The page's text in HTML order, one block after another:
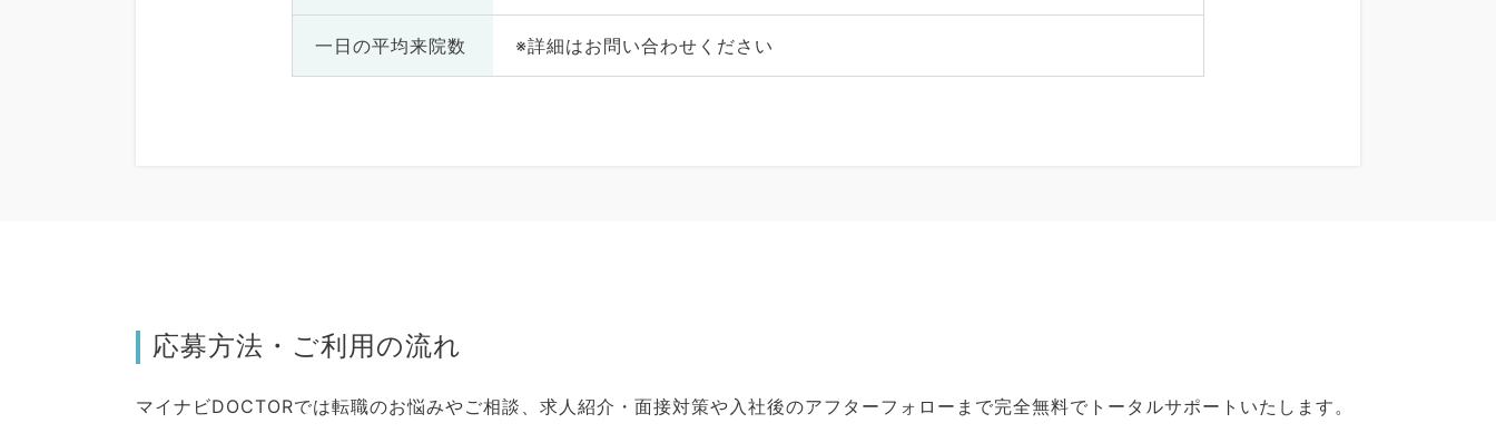
一日の平均来院数 ※詳細はお問い合わせください
応募方法・ご利用の流れ
マイナビDOCTORでは転職のお悩みやご相談、求人紹介・面接対策や入社後のアフターフォローまで完全無料でトータルサポートいたします。